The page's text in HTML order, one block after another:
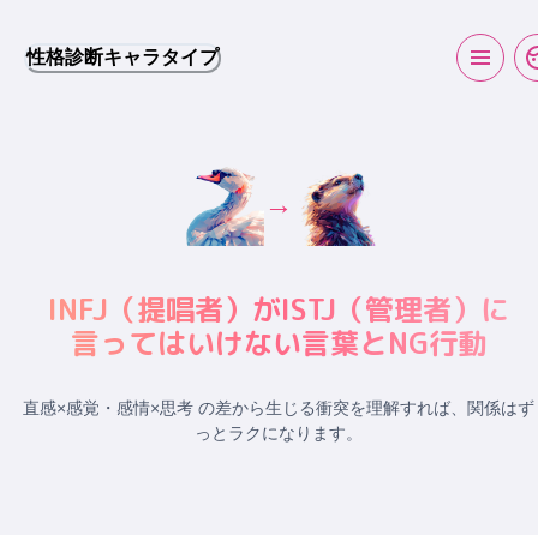
性格診断キャラタイプ
→
INFJ （提唱者）がISTJ （管理者）に
言ってはいけない言葉とNG行動
直感×感覚・感情×思考 の差から生じる衝突を理解すれば、関係はず
っとラクになります。